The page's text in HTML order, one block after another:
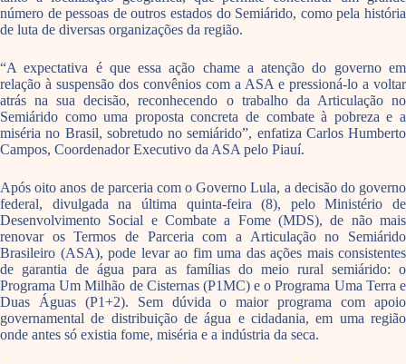
número de pessoas de outros estados do Semiárido, como pela história
de luta de diversas organizações da região.
“A expectativa é que essa ação chame a atenção do governo em
relação à suspensão dos convênios com a ASA e pressioná-lo a voltar
atrás na sua decisão, reconhecendo o trabalho da Articulação no
Semiárido como uma proposta concreta de combate à pobreza e a
miséria no Brasil, sobretudo no semiárido”, enfatiza Carlos Humberto
Campos, Coordenador Executivo da ASA pelo Piauí.
Após oito anos de parceria com o Governo Lula, a decisão do governo
federal, divulgada na última quinta-feira (8), pelo Ministério de
Desenvolvimento Social e Combate a Fome (MDS), de não mais
renovar os Termos de Parceria com a Articulação no Semiárido
Brasileiro (ASA), pode levar ao fim uma das ações mais consistentes
de garantia de água para as famílias do meio rural semiárido: o
Programa Um Milhão de Cisternas (P1MC) e o Programa Uma Terra e
Duas Águas (P1+2). Sem dúvida o maior programa com apoio
governamental de distribuição de água e cidadania, em uma região
onde antes só existia fome, miséria e a indústria da seca.